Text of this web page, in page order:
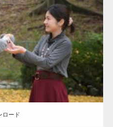
2021.07.8
AKIHITO(細マッチョ) 上腕三頭筋
肩
ロード